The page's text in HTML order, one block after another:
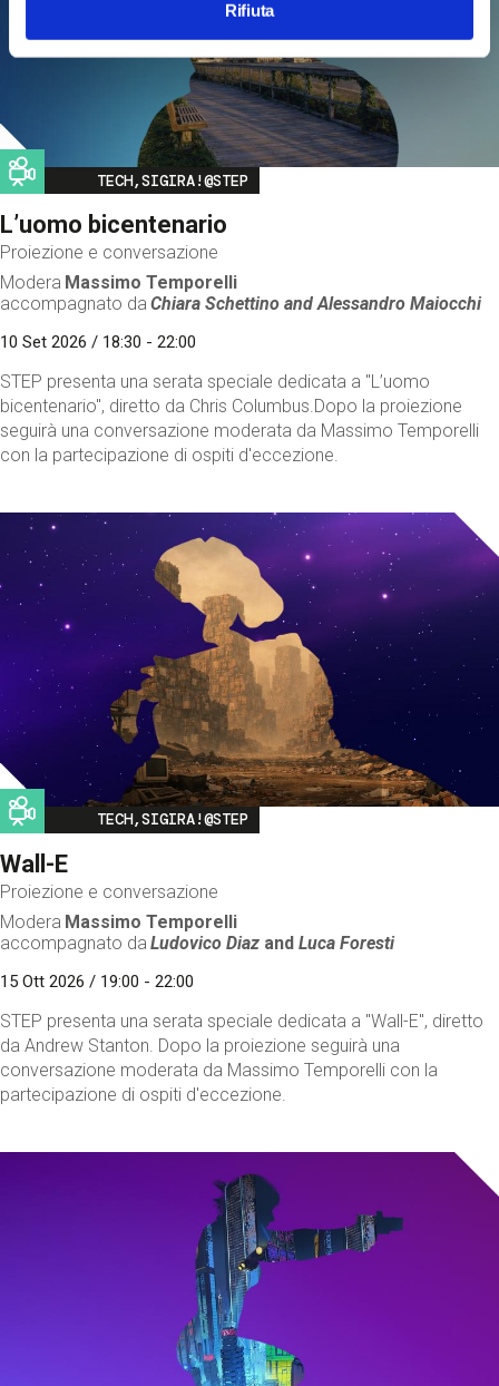
Rifiuta
Image
TECH,SIGIRA!@STEP
L’uomo bicentenario
Proiezione e conversazione
Modera Massimo Temporelli
accompagnato da Chiara Schettino andAlessandro Maiocchi
10 Set 2026 / 18:30 - 22:00
STEP presenta una serata speciale dedicata a "L’uomo
bicentenario", diretto da Chris Columbus.Dopo la proiezione
seguirà una conversazione moderata da Massimo Temporelli
con la partecipazione di ospiti d'eccezione.
Image
TECH,SIGIRA!@STEP
Wall-E
Proiezione e conversazione
Modera Massimo Temporelli
accompagnato da Ludovico Diaz andLuca Foresti
15 Ott 2026 / 19:00 - 22:00
STEP presenta una serata speciale dedicata a "Wall-E", diretto
da Andrew Stanton. Dopo la proiezione seguirà una
conversazione moderata da Massimo Temporelli con la
partecipazione di ospiti d'eccezione.